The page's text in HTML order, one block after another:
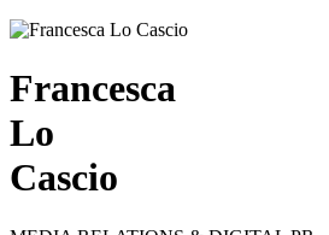
Francesca
Lo
Cascio